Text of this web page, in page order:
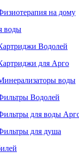
на дому
воды
Водолей
для Арго
воды
Водолей
для воды
для душа